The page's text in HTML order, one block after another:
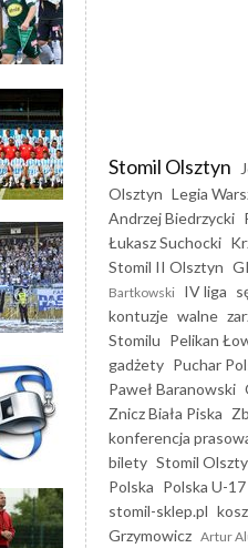
Stomil Olsztyn
Olsztyn Legia
Andrzej Biedrzycki
Łukasz Suchocki
Stomil II Olsztyn
Bartkowski IV liga
kontuzje walne
Stomilu Pelikan
gadżety Puchar
Paweł Baranowski
Znicz Biała Piska
konferencja
bilety Stomil
Polska Polska U-17
stomil-sklep.pl
Grzymowicz Artur